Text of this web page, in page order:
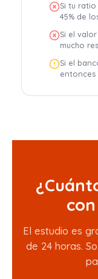
Si tu
45% de
Si el
mucho
Si el
entonces
El estudio es
de 24 horas.